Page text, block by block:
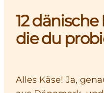
Unterkünfte
Reiseplanung
12 dänische
die du
Alles Käse! Ja,